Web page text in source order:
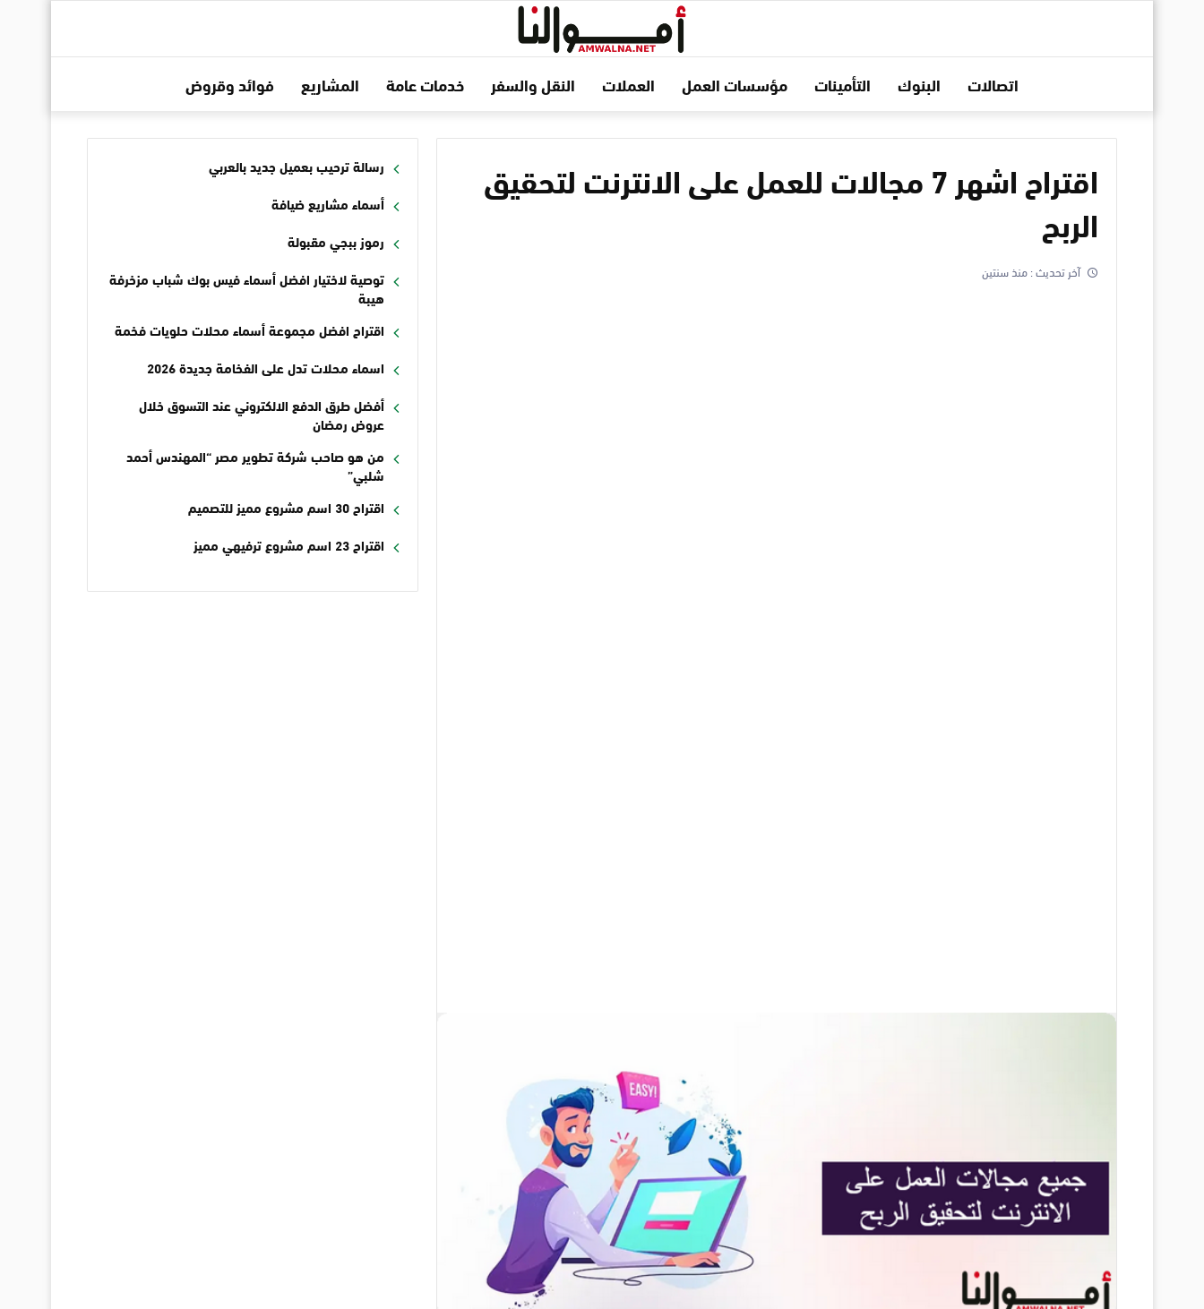
اتصالات البنوك التأمينات مؤسسات العمل العملات النقل والسفر خدمات عامة المشاريع فوائد وقروض
اقتراح اشهر 7 مجالات للعمل على الانترنت لتحقيق
الربح
آخر تحديث :منذ سنتين
رسالة ترحيب بعميل جديد بالعربي
أسماء مشاريع ضيافة
رموز ببجي مقبولة
توصية لاختيار افضل أسماء فيس بوك شباب مزخرفة
هيبة
اقتراح افضل مجموعة أسماء محلات حلويات فخمة
اسماء محلات تدل على الفخامة جديدة 2026
أفضل طرق الدفع الالكتروني عند التسوق خلال
عروض رمضان
من هو صاحب شركة تطوير مصر “المهندس أحمد
شلبي”
اقتراح 30 اسم مشروع مميز للتصميم
اقتراح 23 اسم مشروع ترفيهي مميز